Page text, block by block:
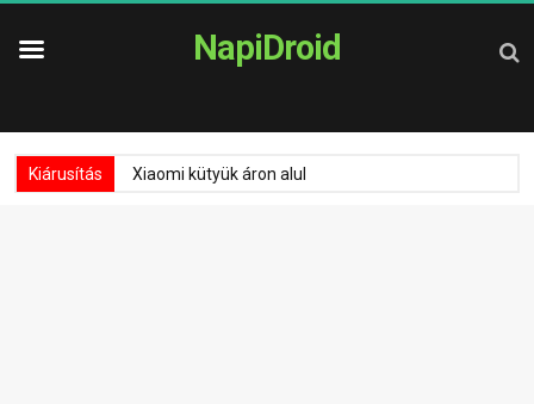
NapiDroid
Kiárusítás Xiaomi kütyük áron alul